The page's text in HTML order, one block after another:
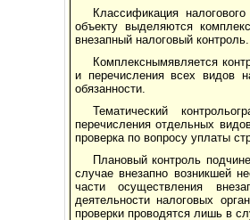
Классификация
объекту выделяются
внезапный налоговый контроль.
Комплекснымявляется
и перечисления всех видов
обязанности.
Тематический
перечисления отдельных
проверка по вопросу уплаты
Плановый контроль
случае внезапно возникшей
части осуществления
деятельности налоговых
проверки проводятся лишь в